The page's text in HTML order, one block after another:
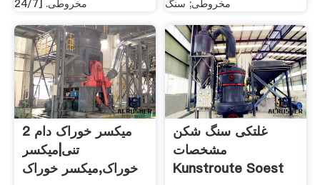
مخروطی. [24/7
مخروطی; سنگ
میکسر خوراک دام 2
تنی|میکسر
خوراک,میکسر خوراک
غلتکی سنگ شکن
مشخصات
Kunstroute Soest